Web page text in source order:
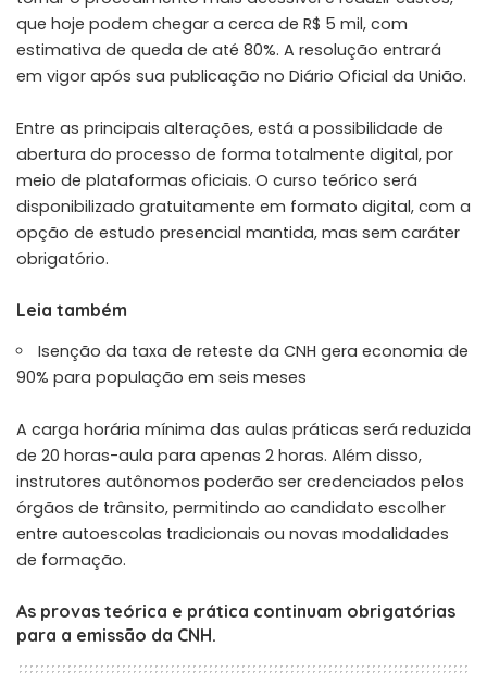
que hoje podem chegar a cerca de R$ 5 mil, com
estimativa de queda de até 80%. A resolução entrará
em vigor após sua publicação no Diário Oficial da União.
Entre as principais alterações, está a possibilidade de
abertura do processo de forma totalmente digital, por
meio de plataformas oficiais. O curso teórico será
disponibilizado gratuitamente em formato digital, com a
opção de estudo presencial mantida, mas sem caráter
obrigatório.
Leia também
Isenção da taxa de reteste da CNH gera economia de
90% para população em seis meses
A carga horária mínima das aulas práticas será reduzida
de 20 horas-aula para apenas 2 horas. Além disso,
instrutores autônomos poderão ser credenciados pelos
órgãos de trânsito, permitindo ao candidato escolher
entre autoescolas tradicionais ou novas modalidades
de formação.
As provas teórica e prática continuam obrigatórias
para a emissão da CNH.